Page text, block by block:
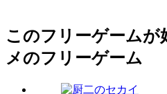
このフリーゲームが
メのフリーゲーム